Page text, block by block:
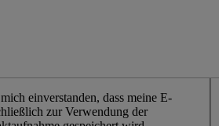
einverstanden, dass meine E-
zur Verwendung der